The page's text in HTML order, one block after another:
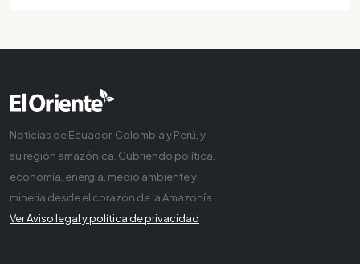
Noticias de Ecuador, Colombia y Perú, y
su región amazónica. Cubriendo política,
economía, energía, medio ambiente y
minería desde el corazón de la Amazonía
Ver Aviso legal y política de privacidad